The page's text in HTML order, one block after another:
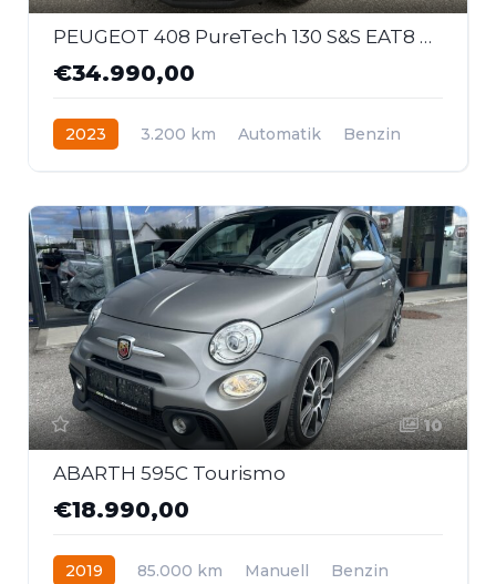
PEUGEOT 408 PureTech 130 S&S EAT8 GT
€34.990,00
2023 3.200 km Automatik
Benzin
10
ABARTH 595C Tourismo
€18.990,00
2019 85.000 km Manuell
Benzin